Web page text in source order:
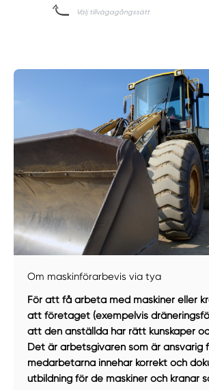
Manuellt Få hjälp
Välj tillvägagångssätt
Om maskinförarbevis via tya
För att få arbeta med maskiner eller
att företaget (exempelvis
att den anställda har rätt kunskaper
Det är arbetsgivaren som är ansvarig
medarbetarna innehar korrekt och
utbildning för de maskiner och kranar